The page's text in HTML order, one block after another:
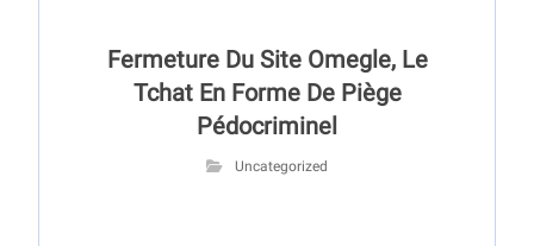
Fermeture Du Site Omegle, Le
Tchat En Forme De Piège
Pédocriminel
Uncategorized